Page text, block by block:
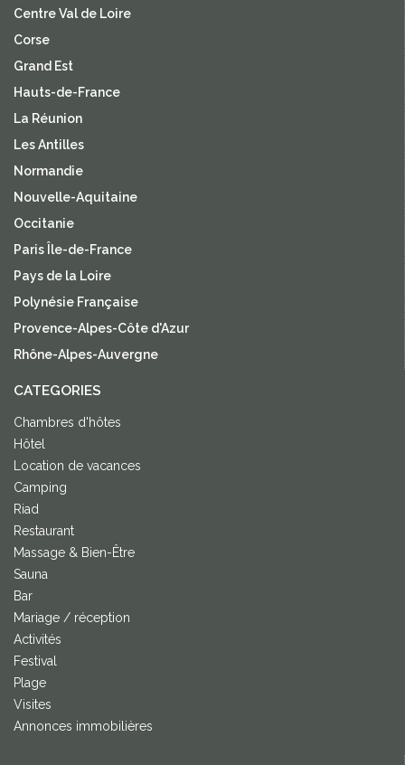
Centre Val de Loire
Corse
Grand Est
Hauts-de-France
La Réunion
Les Antilles
Normandie
Nouvelle-Aquitaine
Occitanie
Paris Île-de-France
Pays de la Loire
Polynésie Française
Provence-Alpes-Côte d'Azur
Rhône-Alpes-Auvergne
CATEGORIES
Chambres d'hôtes
Hôtel
Location de vacances
Camping
Riad
Restaurant
Massage & Bien-Être
Sauna
Bar
Mariage / réception
Activités
Festival
Plage
Visites
Annonces immobilières